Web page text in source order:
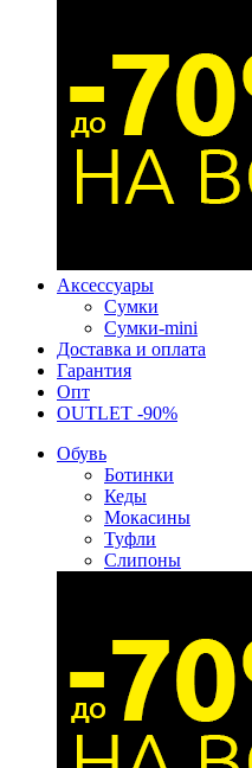
Аксессуары
Сумки
Сумки-mini
Доставка и оплата
Гарантия
Опт
OUTLET -90%
Обувь
Ботинки
Кеды
Мокасины
Туфли
Слипоны